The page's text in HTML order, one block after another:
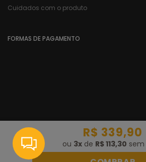
R$ 339,90
ou 3x de R$ 113,30 sem
Cuidados com o produto
FORMAS DE PAGAMENTO
CNPJ:18.729.510/0001-
Razão Social:
Authen Comércio de
© 2020 Authen. Todos os